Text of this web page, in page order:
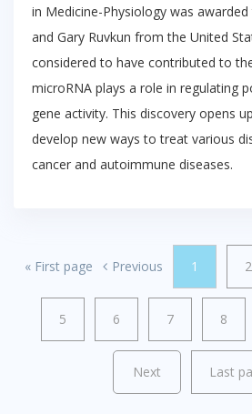
in Medicine-Physiology was
and Gary Ruvkun from the United
considered to have contributed to
microRNA plays a role in regulating
gene activity. This discovery opens
develop new ways to treat various
cancer and autoimmune diseases.
«First page Previous 1 2
5 6 7 8
Next Last